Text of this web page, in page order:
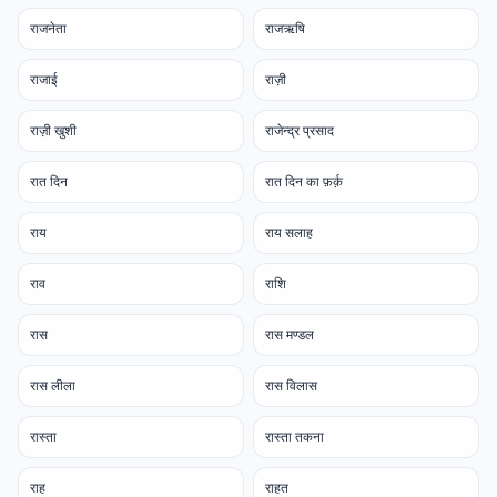
राजनेता राजऋषि
राजाई राज़ी
राज़ी खुशी राजेन्द्र प्रसाद
रात दिन रात दिन का फ़र्क़
राय राय सलाह
राव राशि
रास रास मण्डल
रास लीला रास विलास
रास्ता रास्ता तकना
राह राहत